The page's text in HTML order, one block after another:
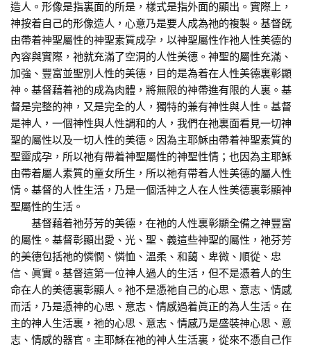
造人。形像是指裏面的所是，樣式是指外面的顯出。實際上，
神按着自己的形像造人，心意乃是要人成為祂的複製。基督旣
由帶着神聖屬性的神聖素質成孕，以神聖屬性作祂人性美德的
內容與實際，祂就充滿了空洞的人性美德。神聖的屬性充滿、
加強、豐富並聖別人性的美德，目的是為着在人性美德裏彰顯
神。基督藉着祂的成為肉體，將無限的神帶進有限的人裏。基
督是完整的神，又是完全的人，獨特的兼有神性與人性。基督
是神人，一個神性與人性調和的人，我們在祂裏面看見一切神
聖的屬性以及一切人性的美德。因為主耶穌由帶着神聖素質的
聖靈成孕，所以祂有帶着神聖屬性的神聖性情；也因為主耶穌
由帶着屬人素質的童女所生，所以祂有帶着人性美德的屬人性
情。基督的人性生活，乃是一個活神之人在人性美德裏彰顯神
聖屬性的生活。
基督藉着祂芬芳的美德，在祂的人性裏彰顯全備之神豐富
的屬性。基督彰顯出愛、光、聖、義這些神聖的屬性，祂芬芳
的美德包括祂的憐憫、憐恤、溫柔、和藹、卑微、順從、忠
信、眞實。基督這第一位神人過人的生活，但不是憑着人的生
命在人的美德裏彰顯人。祂不是憑祂自己的心思、意志、情感
而活，乃是憑神的心思、意志、情感過着眞正的為人生活。在
主的神人生活裏，祂的心思、意志、情感乃是盛裝神心思、意
志、情感的器官。主耶穌在祂的神人生活裏，從來不憑自己作